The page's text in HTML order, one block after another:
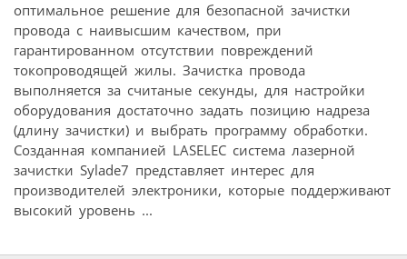
оптимальное решение для безопасной зачистки
провода с наивысшим качеством, при
гарантированном отсутствии повреждений
токопроводящей жилы. Зачистка провода
выполняется за считаные секунды, для настройки
оборудования достаточно задать позицию надреза
(длину зачистки) и выбрать программу обработки.
Созданная компанией LASELEC система лазерной
зачистки Sylade7 представляет интерес для
производителей электроники, которые поддерживают
высокий уровень ...